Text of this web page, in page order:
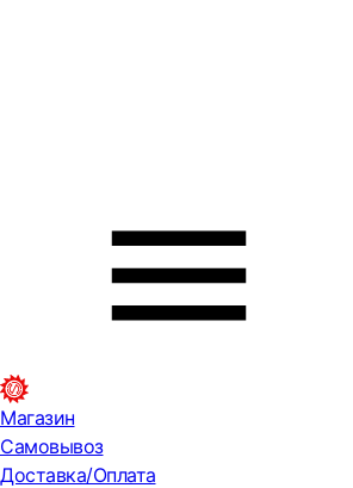
Магазин
Самовывоз
Доставка/Оплата